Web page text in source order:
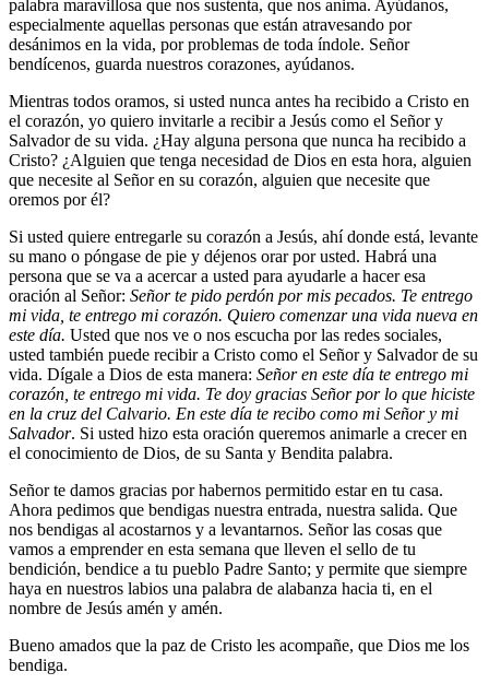
palabra maravillosa que nos sustenta, que nos anima. Ayúdanos,
especialmente aquellas personas que están atravesando por
desánimos en la vida, por problemas de toda índole. Señor
bendícenos, guarda nuestros corazones, ayúdanos.
Mientras todos oramos, si usted nunca antes ha recibido a Cristo en
el corazón, yo quiero invitarle a recibir a Jesús como el Señor y
Salvador de su vida. ¿Hay alguna persona que nunca ha recibido a
Cristo? ¿Alguien que tenga necesidad de Dios en esta hora, alguien
que necesite al Señor en su corazón, alguien que necesite que
oremos por él?
Si usted quiere entregarle su corazón a Jesús, ahí donde está, levante
su mano o póngase de pie y déjenos orar por usted. Habrá una
persona que se va a acercar a usted para ayudarle a hacer esa
oración al Señor: Señor te pido perdón por mis pecados. Te entrego
mi vida, te entrego mi corazón. Quiero comenzar una vida nueva en
este día. Usted que nos ve o nos escucha por las redes sociales,
usted también puede recibir a Cristo como el Señor y Salvador de su
vida. Dígale a Dios de esta manera: Señor en este día te entrego mi
corazón, te entrego mi vida. Te doy gracias Señor por lo que hiciste
en la cruz del Calvario. En este día te recibo como mi Señor y mi
Salvador. Si usted hizo esta oración queremos animarle a crecer en
el conocimiento de Dios, de su Santa y Bendita palabra.
Señor te damos gracias por habernos permitido estar en tu casa.
Ahora pedimos que bendigas nuestra entrada, nuestra salida. Que
nos bendigas al acostarnos y a levantarnos. Señor las cosas que
vamos a emprender en esta semana que lleven el sello de tu
bendición, bendice a tu pueblo Padre Santo; y permite que siempre
haya en nuestros labios una palabra de alabanza hacia ti, en el
nombre de Jesús amén y amén.
Bueno amados que la paz de Cristo les acompañe, que Dios me los
bendiga.